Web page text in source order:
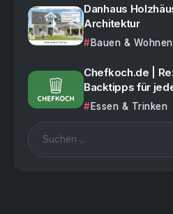
Danhaus
Architektur
Bauen & Wohnen
Chefkoch.de |
Backtipps für
Essen & Trinken